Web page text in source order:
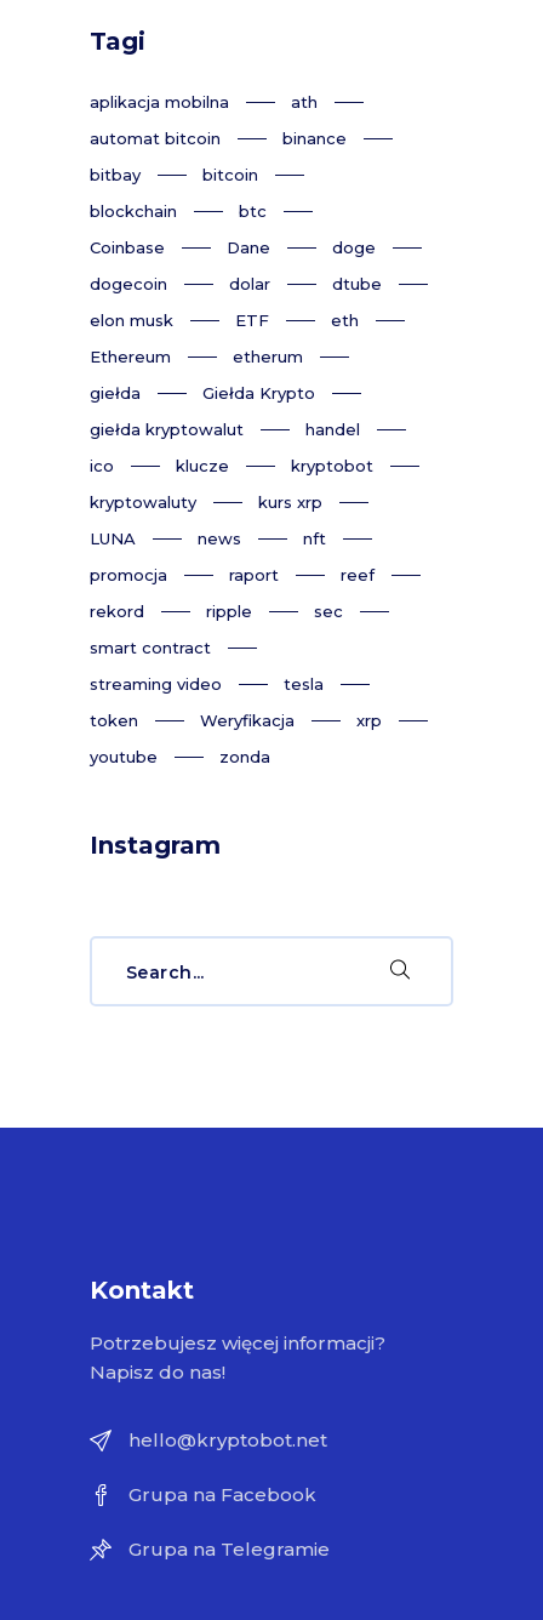
Tagi
aplikacja mobilna
ath
automat bitcoin
binance
bitbay
bitcoin
blockchain
btc
Coinbase
Dane
doge
dogecoin
dolar
dtube
elon musk
ETF
eth
Ethereum
etherum
giełda
Giełda Krypto
giełda kryptowalut
handel
ico
klucze
kryptobot
kryptowaluty
kurs xrp
LUNA
news
nft
promocja
raport
reef
rekord
ripple
sec
smart contract
streaming video
tesla
token
Weryfikacja
xrp
youtube
zonda
Instagram
Kontakt
Potrzebujesz więcej informacji?
Napisz do nas!
hello@kryptobot.net
Grupa na Facebook
Grupa na Telegramie